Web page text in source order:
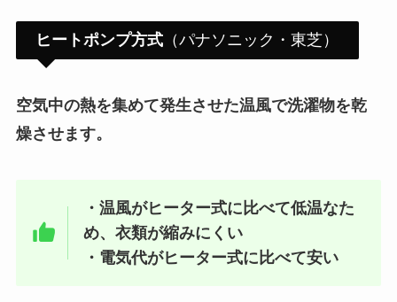
ヒートポンプ方式 （パナソニック・東芝）
空気中の熱を集めて発生させた温風で洗濯物を乾
燥させます。
・温風がヒーター式に比べて低温なた
め、衣類が縮みにくい
・電気代がヒーター式に比べて安い